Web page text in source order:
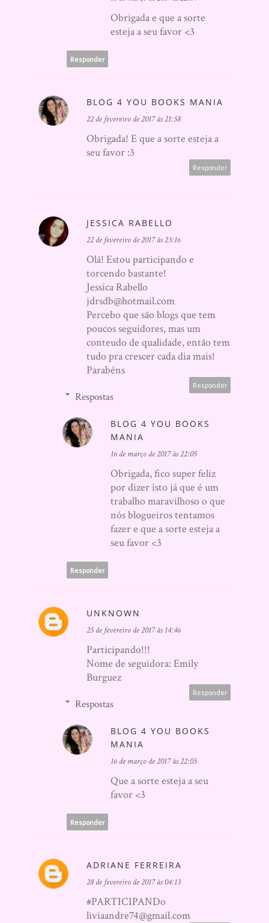
Obrigada e que a sorte
esteja a seu favor <3
Responder
BLOG 4 YOU BOOKS MANIA
22 de fevereiro de 2017 às 21:58
Obrigada! E que a sorte esteja a
seu favor :3
Responder
JESSICA RABELLO
22 de fevereiro de 2017 às 23:16
Olá! Estou participando e
torcendo bastante!
Jessica Rabello
jdrsdb@hotmail.com
Percebo que são blogs que tem
poucos seguidores, mas um
conteudo de qualidade, então tem
tudo pra crescer cada dia mais!
Parabéns
Responder
Respostas
BLOG 4 YOU BOOKS
MANIA
16 de março de 2017 às 22:05
Obrigada, fico super feliz
por dizer isto já que é um
trabalho maravilhoso o que
nós blogueiros tentamos
fazer e que a sorte esteja a
seu favor <3
Responder
UNKNOWN
25 de fevereiro de 2017 às 14:46
Participando!!!
Nome de seguidora: Emily
Burguez
Responder
Respostas
BLOG 4 YOU BOOKS
MANIA
16 de março de 2017 às 22:05
Que a sorte esteja a seu
favor <3
Responder
ADRIANE FERREIRA
28 de fevereiro de 2017 às 04:13
#PARTICIPANDo
liviaandre74@gmail.com